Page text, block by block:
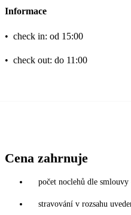
Informace
• check in: od 15:00
• check out: do 11:00
Cena zahrnuje
počet noclehů dle smlouvy
stravování v rozsahu